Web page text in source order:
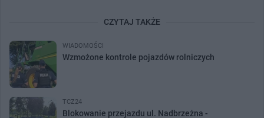
CZYTAJ TAKŻE
WIADOMOŚCI
Wzmożone kontrole pojazdów rolniczych
TCZ24
Blokowanie przejazdu ul. Nadbrzeżna -